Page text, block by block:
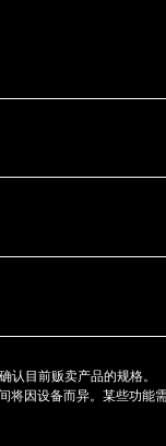
认目前贩卖产品的规格。
因设备而异。某些功能需